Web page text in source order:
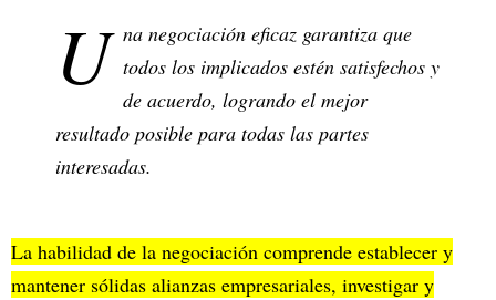
U na negociación eficaz garantiza que
todos los implicados estén satisfechos y
de acuerdo, logrando el mejor
resultado posible para todas las partes
interesadas.
La habilidad de la negociación comprende establecer y
mantener sólidas alianzas empresariales, investigar y